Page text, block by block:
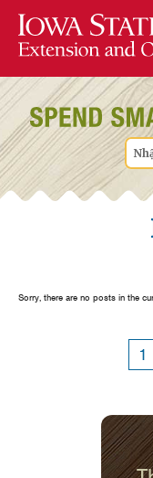
Sorry, there are no posts in the
1